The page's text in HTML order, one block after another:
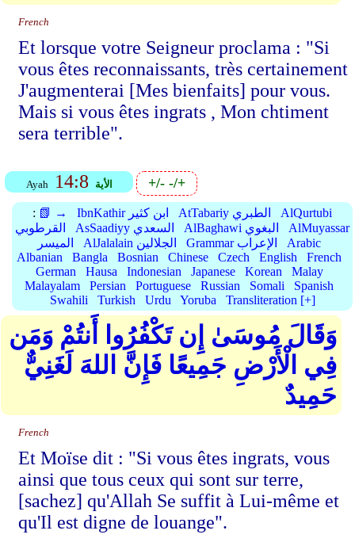
French
Et lorsque votre Seigneur proclama : "Si
vous êtes reconnaissants, très certainement
J'augmenterai [Mes bienfaits] pour vous.
Mais si vous êtes ingrats , Mon chtiment
sera terrible".
Ayah 14:8 الأية +/--/+
: 📗 → IbnKathir ابن كثير AtTabariy الطبري
AlQurtubi
القرطوبي
AsSaadiyy السعدي AlBaghawi البغوي
AlMuyassar
الميسر
AlJalalain الجلالين Grammar الإعراب
Arabic
Albanian
Bangla Bosnian Chinese Czech English
French
German
Hausa Indonesian Japanese Korean
Malay
Malayalam
Persian Portuguese Russian Somali
Spanish
Swahili
Turkish Urdu Yoruba Transliteration [+]
وَقَالَ مُوسَىٰ إِن تَكْفُرُوا أَنتُمْ وَمَن
فِي الْأَرْضِ جَمِيعًا فَإِنَّ اللهَ لَغَنِيٌّ
حَمِيدٌ
French
Et Moïse dit : "Si vous êtes ingrats, vous
ainsi que tous ceux qui sont sur terre,
[sachez] qu'Allah Se suffit à Lui-même et
qu'Il est digne de louange".